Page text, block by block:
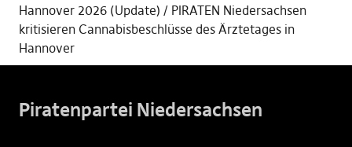
Hannover 2026 (Update)
PIRATEN Niedersachsen
kritisieren Cannabisbeschlüsse des Ärztetages in
Hannover
Piratenpartei Niedersachsen